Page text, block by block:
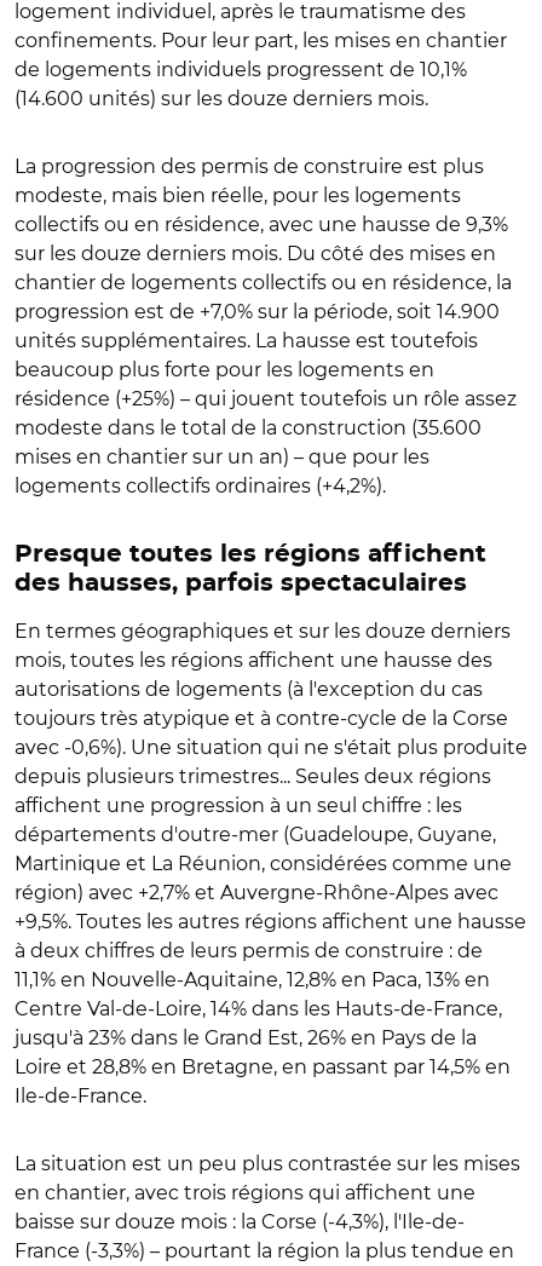
logement individuel, après le traumatisme des
confinements. Pour leur part, les mises en chantier
de logements individuels progressent de 10,1%
(14.600 unités) sur les douze derniers mois.
La progression des permis de construire est plus
modeste, mais bien réelle, pour les logements
collectifs ou en résidence, avec une hausse de 9,3%
sur les douze derniers mois. Du côté des mises en
chantier de logements collectifs ou en résidence, la
progression est de +7,0% sur la période, soit 14.900
unités supplémentaires. La hausse est toutefois
beaucoup plus forte pour les logements en
résidence (+25%) – qui jouent toutefois un rôle assez
modeste dans le total de la construction (35.600
mises en chantier sur un an) – que pour les
logements collectifs ordinaires (+4,2%).
Presque toutes les régions affichent
des hausses, parfois spectaculaires
En termes géographiques et sur les douze derniers
mois, toutes les régions affichent une hausse des
autorisations de logements (à l'exception du cas
toujours très atypique et à contre-cycle de la Corse
avec -0,6%). Une situation qui ne s'était plus produite
depuis plusieurs trimestres... Seules deux régions
affichent une progression à un seul chiffre : les
départements d'outre-mer (Guadeloupe, Guyane,
Martinique et La Réunion, considérées comme une
région) avec +2,7% et Auvergne-Rhône-Alpes avec
+9,5%. Toutes les autres régions affichent une hausse
à deux chiffres de leurs permis de construire : de
11,1% en Nouvelle-Aquitaine, 12,8% en Paca, 13% en
Centre Val-de-Loire, 14% dans les Hauts-de-France,
jusqu'à 23% dans le Grand Est, 26% en Pays de la
Loire et 28,8% en Bretagne, en passant par 14,5% en
Ile-de-France.
La situation est un peu plus contrastée sur les mises
en chantier, avec trois régions qui affichent une
baisse sur douze mois : la Corse (-4,3%), l'Ile-de-
France (-3,3%) – pourtant la région la plus tendue en